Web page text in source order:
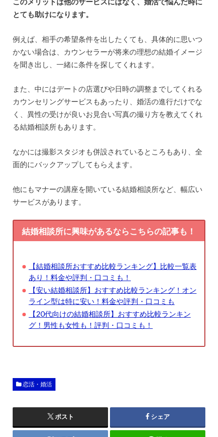
とても助けになります。
例えば、相手の希望条件を出したくても、具体的に思いつ
かない場合は、カウンセラーが将来の理想の結婚イメージ
を聞き出し、一緒に条件を探してくれます。
また、中にはデートの店選びや日時の調整までしてくれる
カウンセリングサービスもあったり、婚活の進行だけでな
く、異性の受けが良いお見合い写真の撮り方を教えてくれ
る結婚相談所もあります。
なかには撮影スタジオも併設されているところもあり、全
面的にバックアップしてもらえます。
他にもマナーの講座を開いている結婚相談所など、幅広い
サービスがあります。
結婚相談所に興味があるならこちらの記事も！
【結婚相談所おすすめ比較ランキング】比較一覧表
あり！料金や評判・口コミも！
【安い結婚相談所】おすすめ比較ランキング！オン
ライン型は特に安い！料金や評判・口コミも
【20代向けの結婚相談所】おすすめ比較ランキン
グ！男性も女性も！評判・口コミも！
恋活・婚活
ポスト シェア